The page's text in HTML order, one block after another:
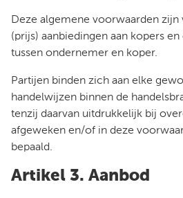
Deze algemene voorwaarden zijn
(prijs) aanbiedingen aan kopers
tussen ondernemer en koper.
Partijen binden zich aan elke
handelwijzen binnen de
tenzij daarvan uitdrukkelijk bij
afgeweken en/of in deze
bepaald.
Artikel 3. Aanbod